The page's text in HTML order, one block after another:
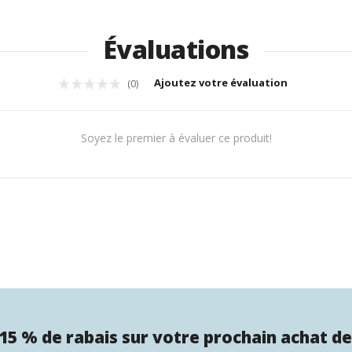
Évaluations
(0) Ajoutez votre évaluation
Soyez le premier à évaluer ce produit!
% de rabais sur votre prochain achat de